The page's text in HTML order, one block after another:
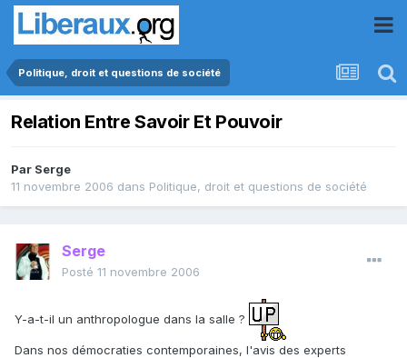
Politique, droit et questions de société
Relation Entre Savoir Et Pouvoir
Par Serge
11 novembre 2006 dans Politique, droit et questions de société
Serge
Posté 11 novembre 2006
Y-a-t-il un anthropologue dans la salle ?
Dans nos démocraties contemporaines, l'avis des experts